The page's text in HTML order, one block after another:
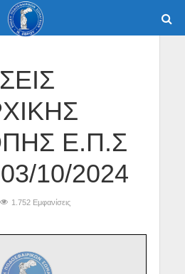
Ε.Π.Σ
10/2024
1.752 Εμφανίσεις